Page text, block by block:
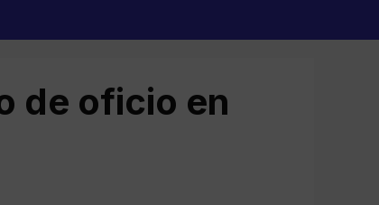
de oficio en